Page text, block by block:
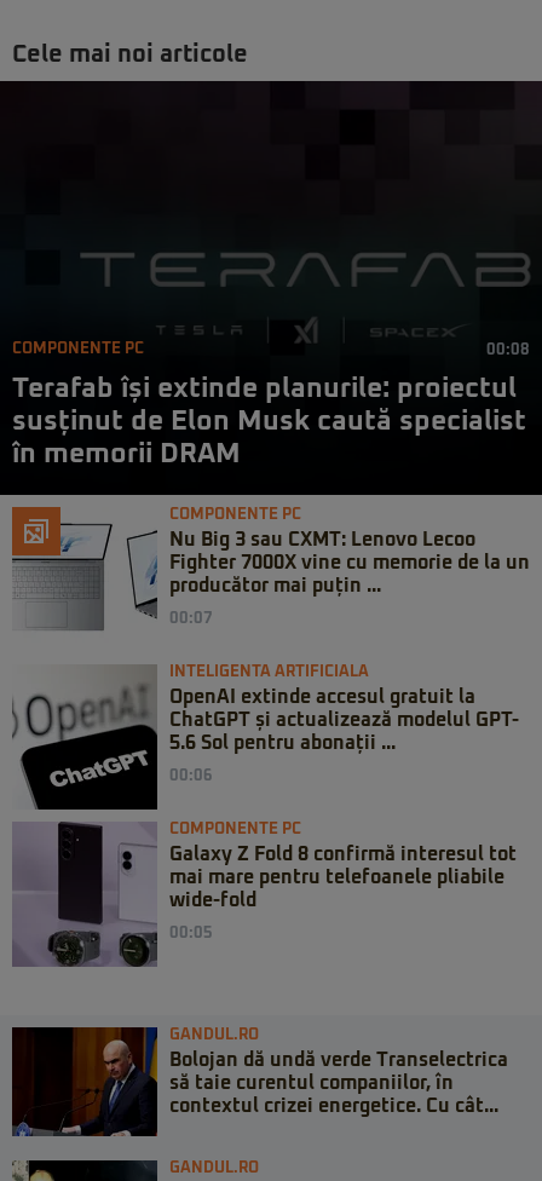
Cele mai noi articole
COMPONENTE PC 00:08
Terafab își extinde planurile: proiectul
susținut de Elon Musk caută specialist
în memorii DRAM
COMPONENTE PC
Nu Big 3 sau CXMT: Lenovo Lecoo
Fighter 7000X vine cu memorie de la un
producător mai puțin ...
00:07
INTELIGENTA ARTIFICIALA
OpenAI extinde accesul gratuit la
ChatGPT și actualizează modelul GPT-
5.6 Sol pentru abonații ...
00:06
COMPONENTE PC
Galaxy Z Fold 8 confirmă interesul tot
mai mare pentru telefoanele pliabile
wide-fold
00:05
GANDUL.RO
Bolojan dă undă verde Transelectrica
să taie curentul companiilor, în
contextul crizei energetice. Cu cât...
GANDUL.RO